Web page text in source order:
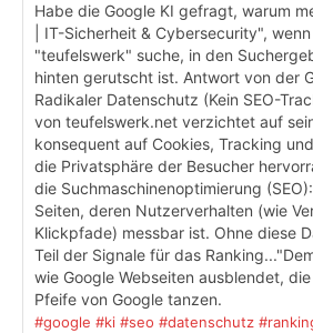
Habe die Google KI gefragt, warum
| IT-Sicherheit & Cybersecurity",
"teufelswerk" suche, in den
hinten gerutscht ist. Antwort von der
Radikaler Datenschutz (Kein SEO-
von teufelswerk.net verzichtet auf
konsequent auf Cookies, Tracking
die Privatsphäre der Besucher
die Suchmaschinenoptimierung
Seiten, deren Nutzerverhalten (wie
Klickpfade) messbar ist. Ohne diese
Teil der Signale für das
wie Google Webseiten ausblendet,
Pfeife von Google tanzen.
#google #ki #seo #datenschutz